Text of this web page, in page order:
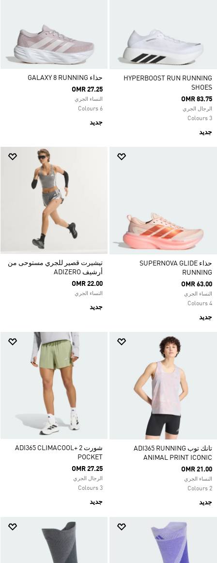
HYPERBOOST RUN RUNNING
SHOES
OMR 83.75
الرجال الجري
3 Colours
جديد
حذاء GALAXY 8 RUNNING
OMR 27.25
النساء الجري
6 Colours
جديد
حذاء SUPERNOVA GLIDE
RUNNING
OMR 63.00
النساء الجري
4 Colours
جديد
تيشيرت قصير للجري مستوحى من
أرشيف ADIZERO
OMR 22.00
النساء الجري
جديد
تانك توب ADI365 RUNNING
ANIMAL PRINT ICONIC
OMR 21.00
النساء الجري
2 Colours
جديد
شورت ADI365 CLIMACOOL+ 2
POCKET
OMR 27.25
الرجال الجري
3 Colours
جديد